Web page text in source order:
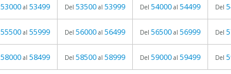
53000 al 53499 Del 53500 al 53999 Del 54000 al 54499 Del
55500 al 55999 Del 56000 al 56499 Del 56500 al 56999 Del
58000 al 58499 Del 58500 al 58999 Del 59000 al 59499 Del